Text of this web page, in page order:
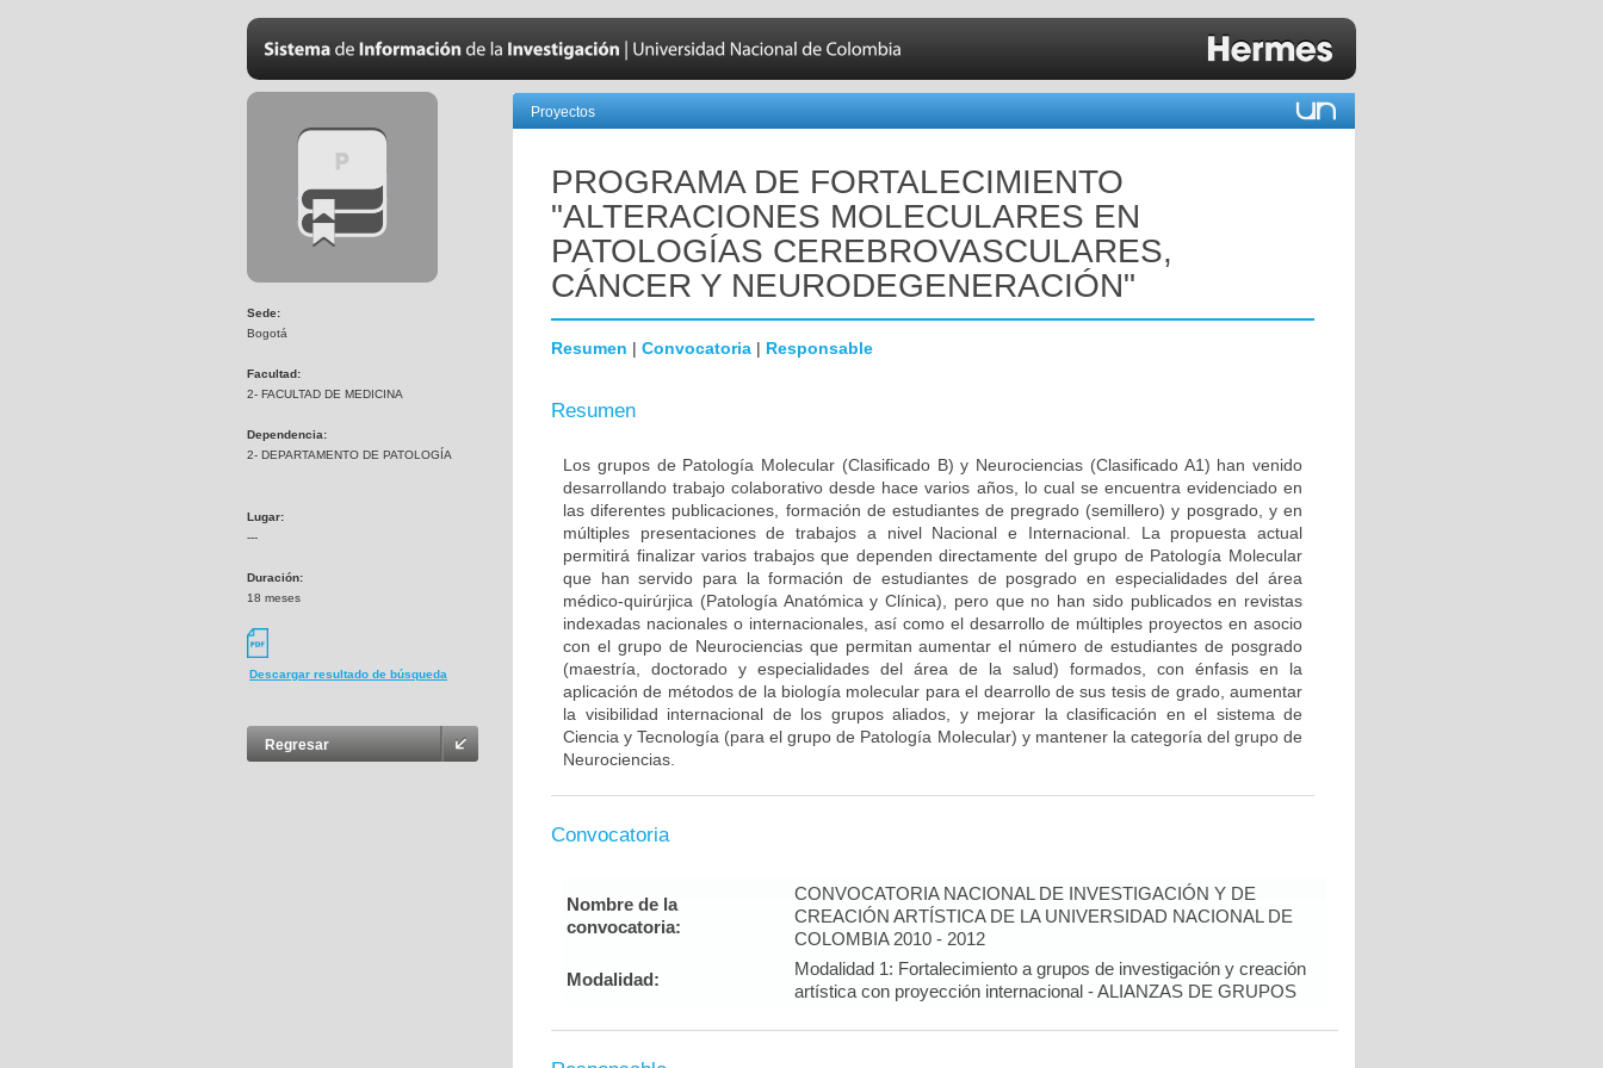
Sede:
Bogotá
Facultad:
2- FACULTAD DE MEDICINA
Dependencia:
2- DEPARTAMENTO DE PATOLOGÍA
Lugar:
---
Duración:
18 meses
Descargar resultado de búsqueda
Regresar
Proyectos
PROGRAMA DE FORTALECIMIENTO
"ALTERACIONES MOLECULARES EN
PATOLOGÍAS CEREBROVASCULARES,
CÁNCER Y NEURODEGENERACIÓN"
Resumen | Convocatoria | Responsable
Resumen
Los grupos de Patología Molecular (Clasificado B) y Neurociencias (Clasificado A1) han venido
desarrollando trabajo colaborativo desde hace varios años, lo cual se encuentra evidenciado en
las diferentes publicaciones, formación de estudiantes de pregrado (semillero) y posgrado, y en
múltiples presentaciones de trabajos a nivel Nacional e Internacional. La propuesta actual
permitirá finalizar varios trabajos que dependen directamente del grupo de Patología Molecular
que han servido para la formación de estudiantes de posgrado en especialidades del área
médico-quirúrjica (Patología Anatómica y Clínica), pero que no han sido publicados en revistas
indexadas nacionales o internacionales, así como el desarrollo de múltiples proyectos en asocio
con el grupo de Neurociencias que permitan aumentar el número de estudiantes de posgrado
(maestría, doctorado y especialidades del área de la salud) formados, con énfasis en la
aplicación de métodos de la biología molecular para el dearrollo de sus tesis de grado, aumentar
la visibilidad internacional de los grupos aliados, y mejorar la clasificación en el sistema de
Ciencia y Tecnología (para el grupo de Patología Molecular) y mantener la categoría del grupo de
Neurociencias.
Convocatoria
Nombre de la
convocatoria:
CONVOCATORIA NACIONAL DE INVESTIGACIÓN Y DE
CREACIÓN ARTÍSTICA DE LA UNIVERSIDAD NACIONAL DE
COLOMBIA 2010 - 2012
Modalidad:
Modalidad 1: Fortalecimiento a grupos de investigación y creación
artística con proyección internacional - ALIANZAS DE GRUPOS